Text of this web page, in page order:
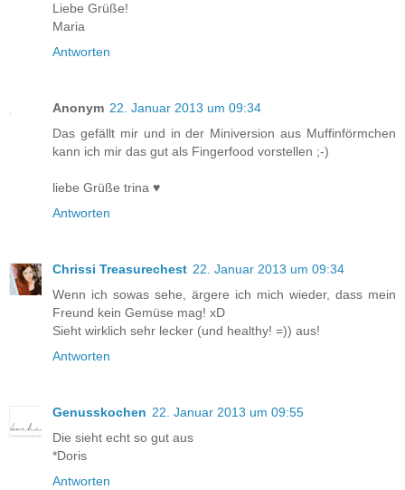
Liebe Grüße!
Maria
Antworten
Anonym 22. Januar 2013 um 09:34
Das gefällt mir und in der Miniversion aus Muffinförmchen
kann ich mir das gut als Fingerfood vorstellen ;-)
liebe Grüße trina ♥
Antworten
Chrissi Treasurechest 22. Januar 2013 um 09:34
Wenn ich sowas sehe, ärgere ich mich wieder, dass mein
Freund kein Gemüse mag! xD
Sieht wirklich sehr lecker (und healthy! =)) aus!
Antworten
Genusskochen 22. Januar 2013 um 09:55
Die sieht echt so gut aus
*Doris
Antworten